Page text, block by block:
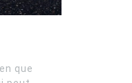
que